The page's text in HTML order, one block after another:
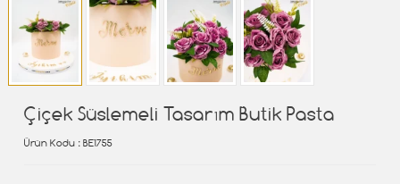
Çiçek Süslemeli Tasarım Butik Pasta
Ürün Kodu : BE1755